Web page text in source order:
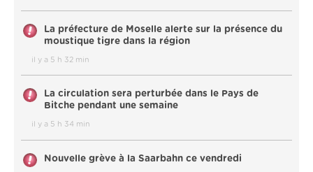
La préfecture de Moselle alerte sur la présence du
moustique tigre dans la région
il y a 5 h 32 min
La circulation sera perturbée dans le Pays de
Bitche pendant une semaine
il y a 5 h 34 min
Nouvelle grève à la Saarbahn ce vendredi